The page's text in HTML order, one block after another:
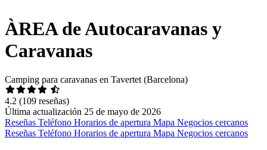
ÀREA de Autocaravanas y
Caravanas
Camping para caravanas en Tavertet (Barcelona)
4.2 (109 reseñas)
Última actualización 25 de mayo de 2026
Reseñas Teléfono Horarios de apertura Mapa Negocios cercanos
Reseñas Teléfono Horarios de apertura Mapa Negocios cercanos